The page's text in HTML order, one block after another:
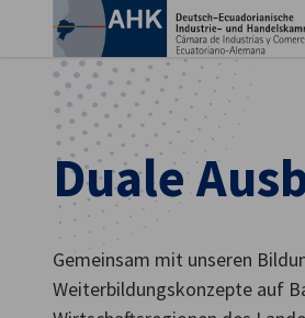
Duale
Gemeinsam mit unseren
Weiterbildungskonzepte auf